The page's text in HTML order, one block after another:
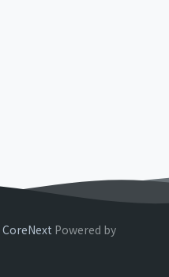
CoreNext Powered by